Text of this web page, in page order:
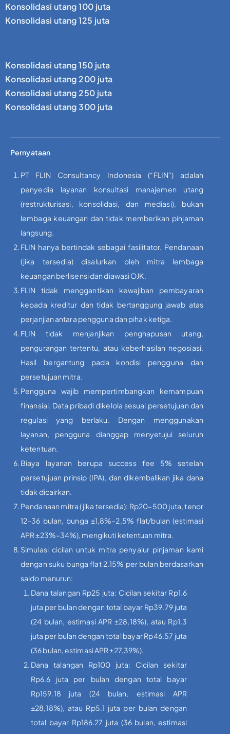
Konsolidasi utang 100 juta
Konsolidasi utang 125 juta
Konsolidasi utang 150 juta
Konsolidasi utang 200 juta
Konsolidasi utang 250 juta
Konsolidasi utang 300 juta
Pernyataan
PT FLIN Consultancy Indonesia (“FLIN”) adalah
penyedia layanan konsultasi manajemen utang
(restrukturisasi, konsolidasi, dan mediasi), bukan
lembaga keuangan dan tidak memberikan pinjaman
langsung.
FLIN hanya bertindak sebagai fasilitator. Pendanaan
(jika tersedia) disalurkan oleh mitra lembaga
keuangan berlisensi dan diawasi OJK.
FLIN tidak menggantikan kewajiban pembayaran
kepada kreditur dan tidak bertanggung jawab atas
perjanjian antara pengguna dan pihak ketiga.
FLIN tidak menjanjikan penghapusan utang,
pengurangan tertentu, atau keberhasilan negosiasi.
Hasil bergantung pada kondisi pengguna dan
persetujuan mitra.
Pengguna wajib mempertimbangkan kemampuan
finansial. Data pribadi dikelola sesuai persetujuan dan
regulasi yang berlaku. Dengan menggunakan
layanan, pengguna dianggap menyetujui seluruh
ketentuan.
Biaya layanan berupa success fee 5% setelah
persetujuan prinsip (IPA), dan dikembalikan jika dana
tidak dicairkan.
Pendanaan mitra (jika tersedia): Rp20–500 juta, tenor
12–36 bulan, bunga ±1,8%–2,5% flat/bulan (estimasi
APR ±23%–34%), mengikuti ketentuan mitra.
Simulasi cicilan untuk mitra penyalur pinjaman kami
dengan suku bunga flat 2.15% per bulan berdasarkan
saldo menurun:
Dana talangan Rp25 juta: Cicilan sekitar Rp1.6
juta per bulan dengan total bayar Rp39.79 juta
(24 bulan, estimasi APR ±28,18%), atau Rp1.3
juta per bulan dengan total bayar Rp46.57 juta
(36 bulan, estimasi APR ±27,39%).
Dana talangan Rp100 juta: Cicilan sekitar
Rp6.6 juta per bulan dengan total bayar
Rp159.18 juta (24 bulan, estimasi APR
±28,18%), atau Rp5.1 juta per bulan dengan
total bayar Rp186.27 juta (36 bulan, estimasi